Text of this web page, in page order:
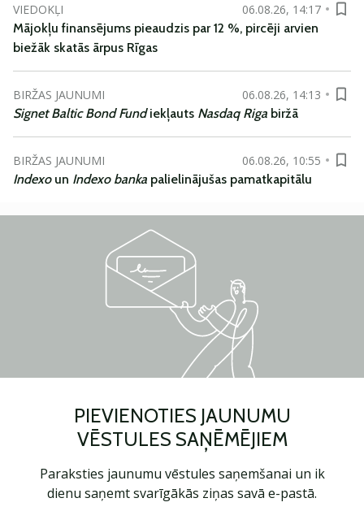
VIEDOKĻI
06.08.26, 14:17
Mājokļu finansējums pieaudzis par 12 %, pircēji arvien
biežāk skatās ārpus Rīgas
BIRŽAS JAUNUMI
06.08.26, 14:13
Signet Baltic Bond Fundiekļauts Nasdaq Riga biržā
BIRŽAS JAUNUMI
06.08.26, 10:55
Indexoun Indexo banka palielinājušas pamatkapitālu
PIEVIENOTIES JAUNUMU
VĒSTULES SAŅĒMĒJIEM
Paraksties jaunumu vēstules saņemšanai un ik
dienu saņemt svarīgākās ziņas savā e-pastā.